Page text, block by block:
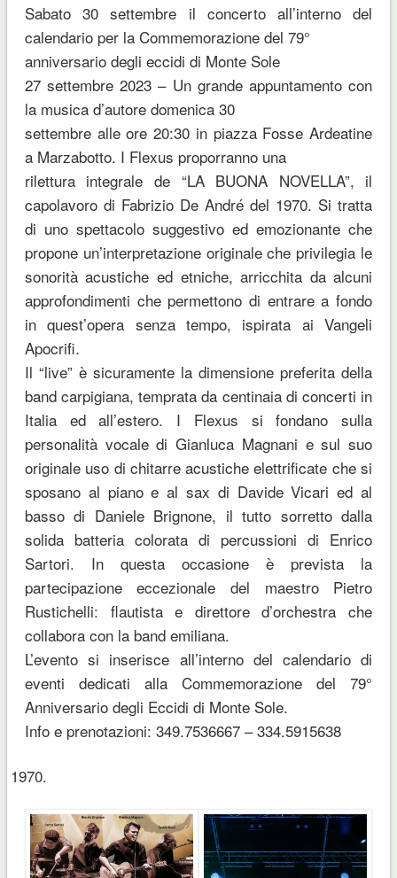
Sabato 30 settembre il concerto all’interno del
calendario per la Commemorazione del 79°
anniversario degli eccidi di Monte Sole
27 settembre 2023 – Un grande appuntamento con
la musica d’autore domenica 30
settembre alle ore 20:30 in piazza Fosse Ardeatine
a Marzabotto. I Flexus proporranno una
rilettura integrale de “LA BUONA NOVELLA”, il
capolavoro di Fabrizio De André del 1970. Si tratta
di uno spettacolo suggestivo ed emozionante che
propone un’interpretazione originale che privilegia le
sonorità acustiche ed etniche, arricchita da alcuni
approfondimenti che permettono di entrare a fondo
in quest’opera senza tempo, ispirata ai Vangeli
Apocrifi.
Il “live” è sicuramente la dimensione preferita della
band carpigiana, temprata da centinaia di concerti in
Italia ed all’estero. I Flexus si fondano sulla
personalità vocale di Gianluca Magnani e sul suo
originale uso di chitarre acustiche elettrificate che si
sposano al piano e al sax di Davide Vicari ed al
basso di Daniele Brignone, il tutto sorretto dalla
solida batteria colorata di percussioni di Enrico
Sartori. In questa occasione è prevista la
partecipazione eccezionale del maestro Pietro
Rustichelli: flautista e direttore d’orchestra che
collabora con la band emiliana.
L’evento si inserisce all’interno del calendario di
eventi dedicati alla Commemorazione del 79°
Anniversario degli Eccidi di Monte Sole.
Info e prenotazioni: 349.7536667 – 334.5915638